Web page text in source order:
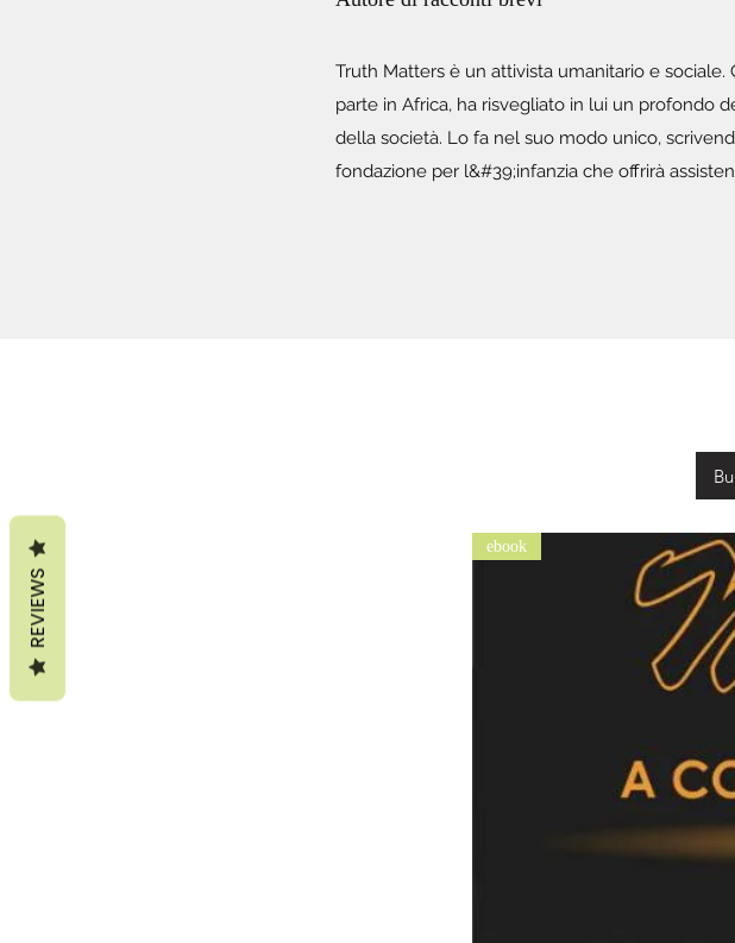
Truth Matters è un attivista umanitario e
parte in Africa, ha risvegliato in lui un profondo
della società. Lo fa nel suo modo unico,
fondazione per l&#39;infanzia che offrirà
ebook
REVIEWS